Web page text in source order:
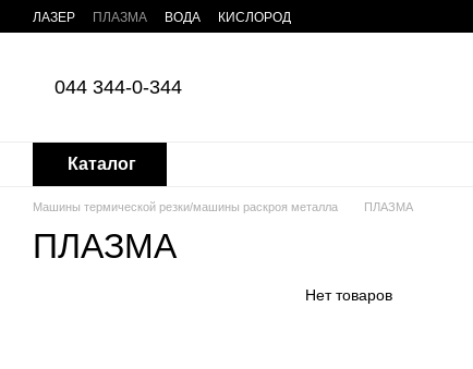
Перейти к основному контенту
ЛАЗЕР ПЛАЗМА ВОДА КИСЛОРОД
044 344-0-344
Каталог
Машины термической резки/машины раскроя металла ПЛАЗМА
ПЛАЗМА
Нет товаров